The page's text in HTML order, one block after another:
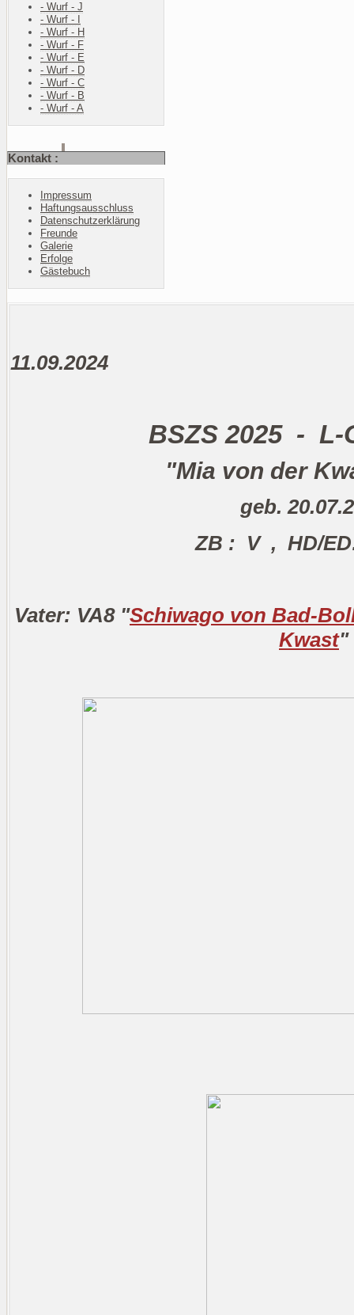
- Wurf - J
- Wurf - I
- Wurf - H
- Wurf - F
- Wurf - E
- Wurf - D
- Wurf - C
- Wurf - B
- Wurf - A
Kontakt :
Impressum
Haftungsausschluss
Datenschutzerklärung
Freunde
Galerie
Erfolge
Gästebuch
11.09.2024
BSZS 2025 - L-
"Mia von der
geb.
ZB : V , HD/
Vater: VA8 "Schiwago von Bad-
Kwast"